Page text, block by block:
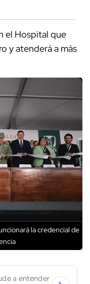
el Hospital que
y atenderá a más
la credencial de
a entender